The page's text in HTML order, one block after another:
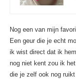
Nog een van mijn
Een geur die je echt
ik wist direct dat ik
nog niet kent zou ik
die je zelf ook nog